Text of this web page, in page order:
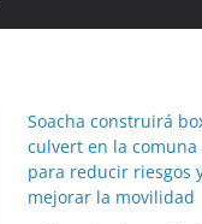
Soacha construirá
culvert en la comuna
para reducir riesgos
mejorar la movilidad